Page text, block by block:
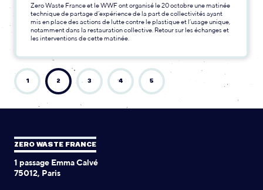
Zero Waste France et le WWF ont organisé le 20 octobre une matinée
technique de partage d’expérience de la part de collectivités ayant
mis en place des actions de lutte contre le plastique et l’usage unique,
notamment dans la restauration collective. Retour sur les échanges et
les interventions de cette matinée.
1 2 3 4 5
ZERO WASTE FRANCE
1 passage Emma Calvé
75012, Paris